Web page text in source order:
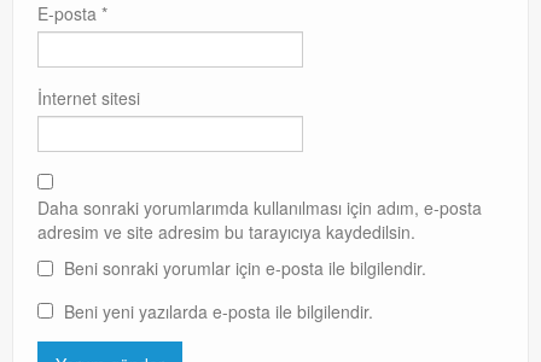
E-posta *
İnternet sitesi
Daha sonraki yorumlarımda kullanılması için adım, e-posta
adresim ve site adresim bu tarayıcıya kaydedilsin.
Beni sonraki yorumlar için e-posta ile bilgilendir.
Beni yeni yazılarda e-posta ile bilgilendir.